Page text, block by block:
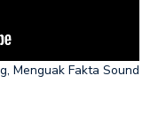
Menguak Fakta Sound